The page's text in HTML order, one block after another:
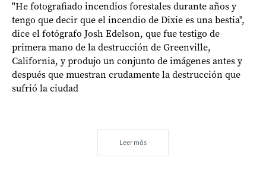
"He fotografiado incendios forestales durante años y
tengo que decir que el incendio de Dixie es una bestia",
dice el fotógrafo Josh Edelson, que fue testigo de
primera mano de la destrucción de Greenville,
California, y produjo un conjunto de imágenes antes y
después que muestran crudamente la destrucción que
sufrió la ciudad
Leer más